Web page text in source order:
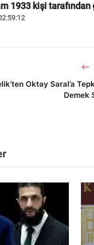
1933 kişi
Oktay Saral’a
Demek